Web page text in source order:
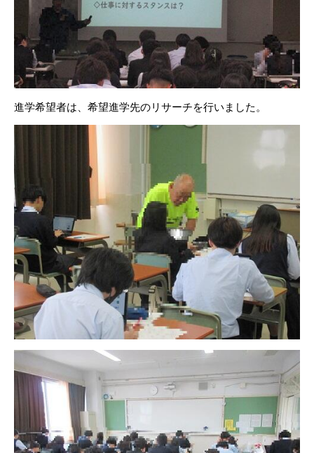
進学希望者は、希望進学先のリサーチを行いました。